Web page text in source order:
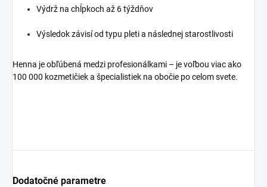
Výdrž na chĺpkoch až 6 týždňov
Výsledok závisí od typu pleti a následnej starostlivosti
Henna je obľúbená medzi profesionálkami – je voľbou viac ako
100 000 kozmetičiek a špecialistiek na obočie po celom svete.
Dodatočné parametre